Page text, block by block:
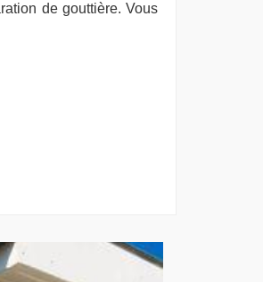
de gouttière. Vous